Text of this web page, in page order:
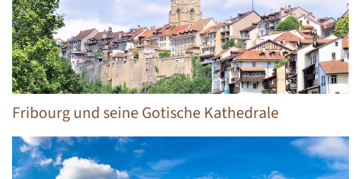
Fribourg und seine Gotische Kathedrale